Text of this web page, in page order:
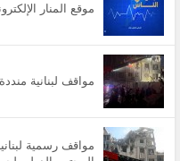
موقع المنار
مواقف لبنانية
مواقف رسمية